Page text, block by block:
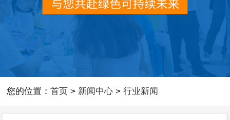
您的位置：首页 > 新闻中心 >行业新闻